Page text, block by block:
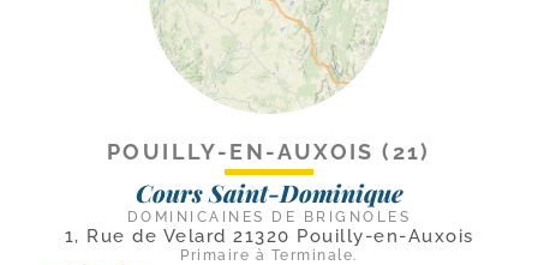
POUILLY-EN-AUXOIS (21)
Cours Saint-Dominique
DOMINICAINES DE BRIGNOLES
1, Rue de Velard 21320 Pouilly-en-Auxois
Primaire à Terminale.